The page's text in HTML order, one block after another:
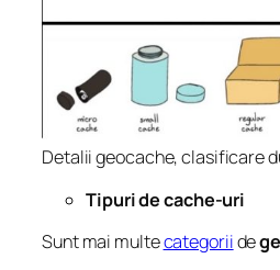
Detalii geocache, clasificare
Tipuri de cache-uri
Sunt mai multecategoriide